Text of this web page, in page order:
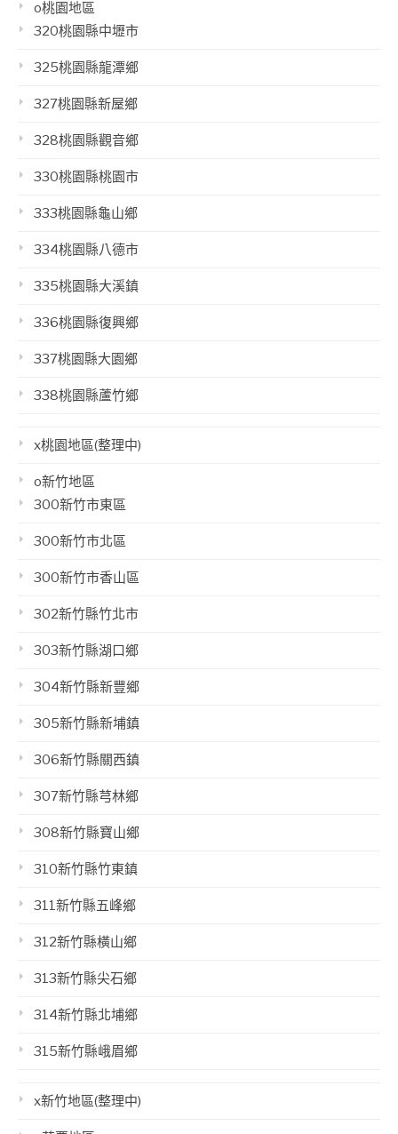
o桃園地區
320桃園縣中壢市
325桃園縣龍潭鄉
327桃園縣新屋鄉
328桃園縣觀音鄉
330桃園縣桃園市
333桃園縣龜山鄉
334桃園縣八德市
335桃園縣大溪鎮
336桃園縣復興鄉
337桃園縣大園鄉
338桃園縣蘆竹鄉
x桃園地區(整理中)
o新竹地區
300新竹市東區
300新竹市北區
300新竹市香山區
302新竹縣竹北市
303新竹縣湖口鄉
304新竹縣新豐鄉
305新竹縣新埔鎮
306新竹縣關西鎮
307新竹縣芎林鄉
308新竹縣寶山鄉
310新竹縣竹東鎮
311新竹縣五峰鄉
312新竹縣橫山鄉
313新竹縣尖石鄉
314新竹縣北埔鄉
315新竹縣峨眉鄉
x新竹地區(整理中)